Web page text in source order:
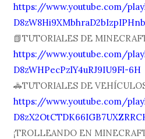
https://www.youtube.com/
D8zW8Hi9XMbhraD2bIzpIPHnb
📗TUTORIALES DE
https://www.youtube.com/
D8zWHPecPzlY4uRJ9IU9Fl-6H
🚓TUTORIALES DE
https://www.youtube.com/
¡TROLLEANDO EN